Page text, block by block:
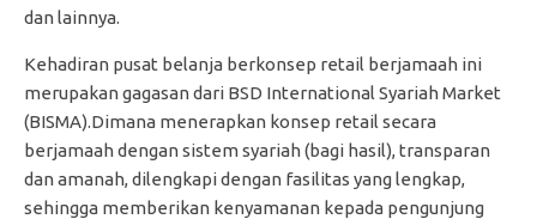
dan lainnya.
Kehadiran pusat belanja berkonsep retail berjamaah ini
merupakan gagasan dari BSD International Syariah Market
(BISMA).Dimana menerapkan konsep retail secara
berjamaah dengan sistem syariah (bagi hasil), transparan
dan amanah, dilengkapi dengan fasilitas yang lengkap,
sehingga memberikan kenyamanan kepada pengunjung